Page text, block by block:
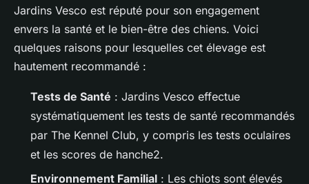
Jardins Vesco est réputé pour son engagement
envers la santé et le bien-être des chiens. Voici
quelques raisons pour lesquelles cet élevage est
hautement recommandé :
Tests de Santé : Jardins Vesco effectue
systématiquement les tests de santé recommandés
par The Kennel Club, y compris les tests oculaires
et les scores de hanche2.
Environnement Familial : Les chiots sont élevés